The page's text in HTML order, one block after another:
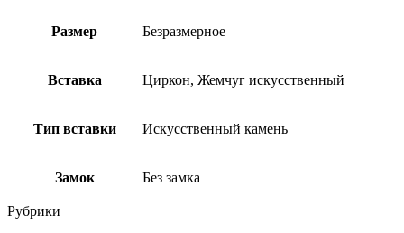
Размер Безразмерное
Вставка Циркон, Жемчуг искусственный
Тип вставки Искусственный камень
Замок Без замка
Рубрики